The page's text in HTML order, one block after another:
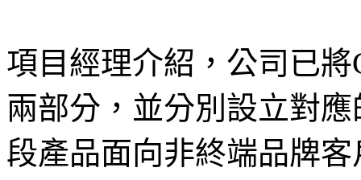
項目經理介紹，公司已
兩部分，並分別設立對
段產品面向非終端品牌